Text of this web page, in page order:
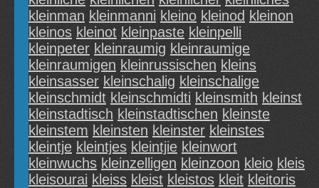
kleinman kleinmanni kleino kleinod kleinon
kleinos kleinot kleinpaste kleinpelli
kleinpeter kleinraumig kleinraumige
kleinraumigen kleinrussischen kleins
kleinsasser kleinschalig kleinschalige
kleinschmidt kleinschmidti kleinsmith kleinst
kleinstadtisch kleinstadtischen kleinste
kleinstem kleinsten kleinster kleinstes
kleintje kleintjes kleintjie kleinwort
kleinwuchs kleinzelligen kleinzoon kleio kleis
kleisourai kleiss kleist kleistos kleit kleitoris